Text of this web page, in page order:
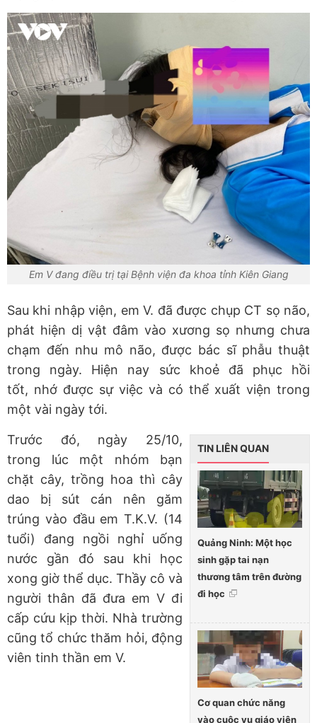
Em V đang điều trị tại Bệnh viện đa khoa tỉnh Kiên Giang
Sau khi nhập viện, em V. đã được chụp CT sọ não,
phát hiện dị vật đâm vào xương sọ nhưng chưa
chạm đến nhu mô não, được bác sĩ phẫu thuật
trong ngày. Hiện nay sức khoẻ đã phục hồi
tốt, nhớ được sự việc và có thể xuất viện trong
một vài ngày tới.
TIN LIÊN QUAN
Quảng Ninh: Một học
sinh gặp tai nạn
thương tâm trên đường
đi học
Cơ quan chức năng
vào cuộc vụ giáo viên
Trước đó, ngày 25/10,
trong lúc một nhóm bạn
chặt cây, trồng hoa thì cây
dao bị sút cán nên găm
trúng vào đầu em T.K.V. (14
tuổi) đang ngồi nghỉ uống
nước gần đó sau khi học
xong giờ thể dục. Thầy cô và
người thân đã đưa em V đi
cấp cứu kịp thời. Nhà trường
cũng tổ chức thăm hỏi, động
viên tinh thần em V.